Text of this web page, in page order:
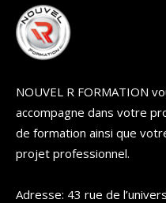
NOUVEL R FORMATION
accompagne dans votre
de formation ainsi que
projet professionnel.
Adresse: 43 rue de